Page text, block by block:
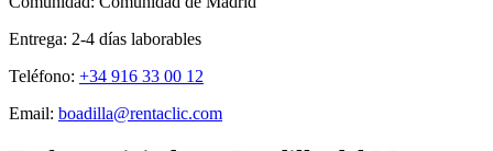
Entrega: 2-4 días laborables
Teléfono: +34 916 33 00 12
Email: boadilla@rentaclic.com